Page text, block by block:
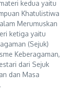
kedua yaitu
Khatulistiwa
Merumuskan
ketiga yaitu
(Sejuk)
Keberagaman,
dari Sejuk
dan Masa